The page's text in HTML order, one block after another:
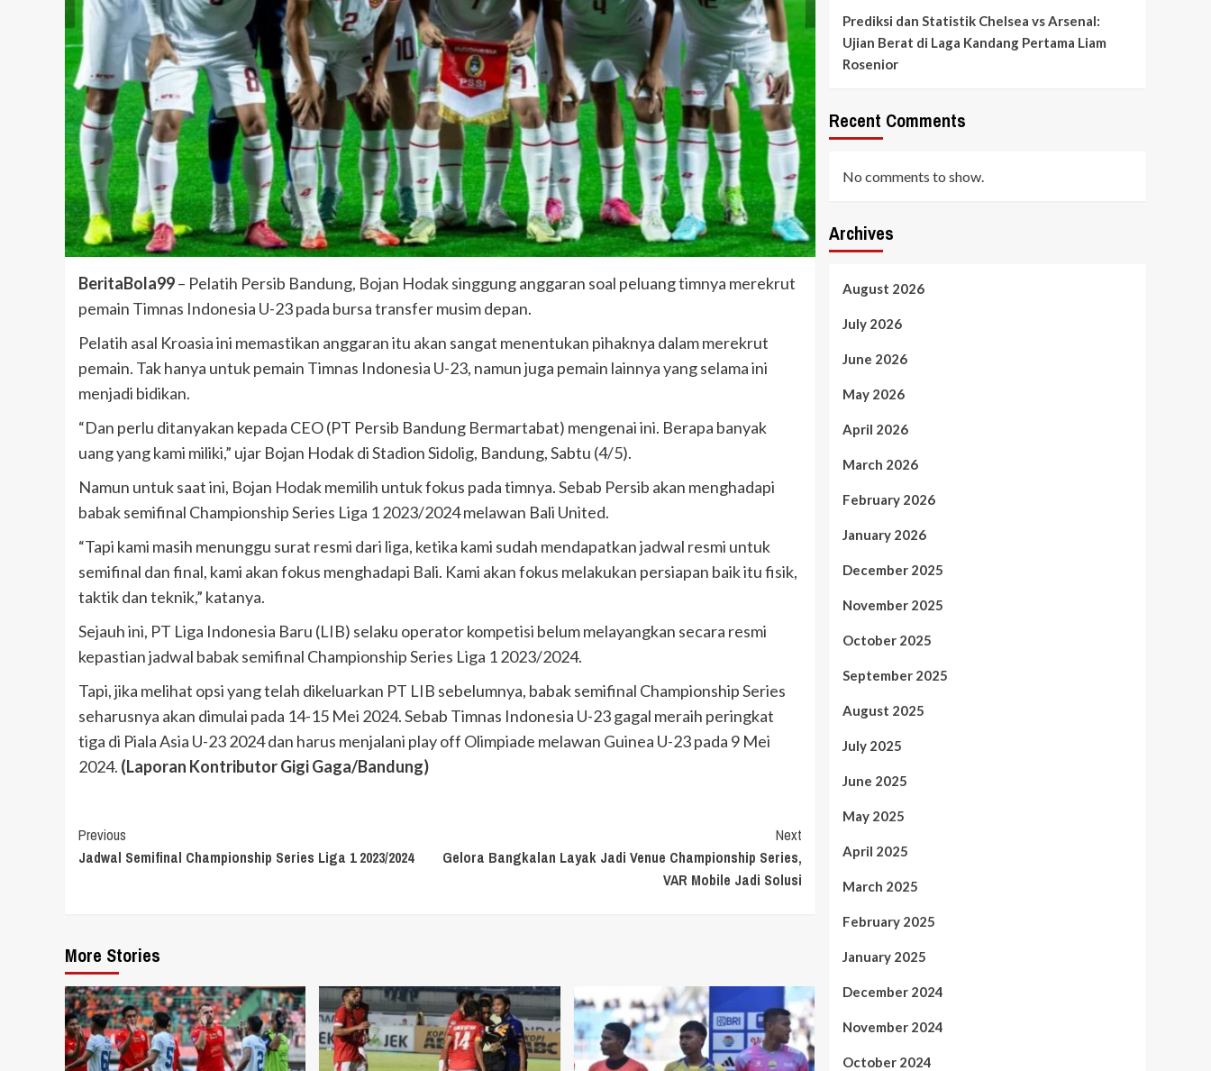
BeritaBola99– Pelatih Persib Bandung, Bojan Hodak singgung anggaran soal peluang timnya merekrut
pemain Timnas Indonesia U-23 pada bursa transfer musim depan.
Pelatih asal Kroasia ini memastikan anggaran itu akan sangat menentukan pihaknya dalam merekrut
pemain. Tak hanya untuk pemain Timnas Indonesia U-23, namun juga pemain lainnya yang selama ini
menjadi bidikan.
“Dan perlu ditanyakan kepada CEO (PT Persib Bandung Bermartabat) mengenai ini. Berapa banyak
uang yang kami miliki,” ujar Bojan Hodak di Stadion Sidolig, Bandung, Sabtu (4/5).
Namun untuk saat ini, Bojan Hodak memilih untuk fokus pada timnya. Sebab Persib akan menghadapi
babak semifinal Championship Series Liga 1 2023/2024 melawan Bali United.
“Tapi kami masih menunggu surat resmi dari liga, ketika kami sudah mendapatkan jadwal resmi untuk
semifinal dan final, kami akan fokus menghadapi Bali. Kami akan fokus melakukan persiapan baik itu fisik,
taktik dan teknik,” katanya.
Sejauh ini, PT Liga Indonesia Baru (LIB) selaku operator kompetisi belum melayangkan secara resmi
kepastian jadwal babak semifinal Championship Series Liga 1 2023/2024.
Tapi, jika melihat opsi yang telah dikeluarkan PT LIB sebelumnya, babak semifinal Championship Series
seharusnya akan dimulai pada 14-15 Mei 2024. Sebab Timnas Indonesia U-23 gagal meraih peringkat
tiga di Piala Asia U-23 2024 dan harus menjalani play off Olimpiade melawan Guinea U-23 pada 9 Mei
2024. (Laporan Kontributor Gigi Gaga/Bandung)
Continue
Reading
Previous
Jadwal Semifinal Championship Series Liga 1 2023/2024
Next
Gelora Bangkalan Layak Jadi Venue Championship Series,
VAR Mobile Jadi Solusi
More Stories
Prediksi dan Statistik Chelsea vs Arsenal:
Ujian Berat di Laga Kandang Pertama Liam
Rosenior
Recent Comments
No comments to show.
Archives
August 2026
July 2026
June 2026
May 2026
April 2026
March 2026
February 2026
January 2026
December 2025
November 2025
October 2025
September 2025
August 2025
July 2025
June 2025
May 2025
April 2025
March 2025
February 2025
January 2025
December 2024
November 2024
October 2024